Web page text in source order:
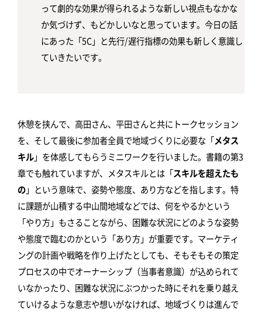
って劇的な効果が得られるような新しい視点もなかな
か気づけず、もどかしいなと思っています。今日の話
にあった「5C」と先行/遅行指標の効果も新しく意識し
ていきたいです。
休憩を挟んで、高田さん、平田さんと共にトークセッション
を、そして最後に参加者全員で地域づくりに必要な「メタス
キル」を体感してもらうミニワークを行いました。書籍の第3
章でも触れていますが、メタスキルとは「スキルを超えたも
の」という意味で、姿勢や態度、あり方などを指します。特
に課題が山積する中山間地域などでは、何をやるかという
「やり方」もさることながら、困難な状況にどのような姿勢
や態度で臨むのかという「あり方」が重要です。マーケティ
ングの計画や戦略を作り上げたとしても、そもそもその策定
プロセスの中でオーナーシップ（当事者意識）が込められて
いなかったり、困難な状況にぶつかった時にそれを乗り越え
ていけるような意志や想いがなければ、地域づくりは進んで